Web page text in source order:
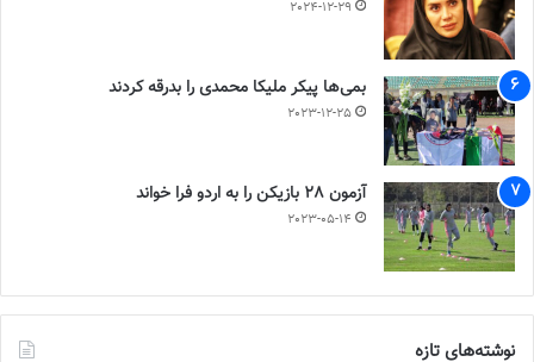
2024-12-29
بمی‌ها پیکر ملیکا محمدی را بدرقه کردند
2023-12-25
آزمون 28 بازیکن را به اردو فرا خواند
2023-05-14
نوشته‌های تازه